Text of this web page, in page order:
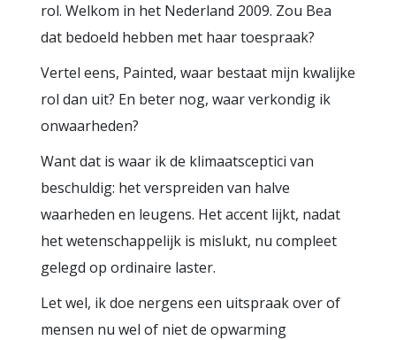
rol. Welkom in het Nederland 2009. Zou Bea
dat bedoeld hebben met haar toespraak?
Vertel eens, Painted, waar bestaat mijn kwalijke
rol dan uit? En beter nog, waar verkondig ik
onwaarheden?
Want dat is waar ik de klimaatsceptici van
beschuldig: het verspreiden van halve
waarheden en leugens. Het accent lijkt, nadat
het wetenschappelijk is mislukt, nu compleet
gelegd op ordinaire laster.
Let wel, ik doe nergens een uitspraak over of
mensen nu wel of niet de opwarming